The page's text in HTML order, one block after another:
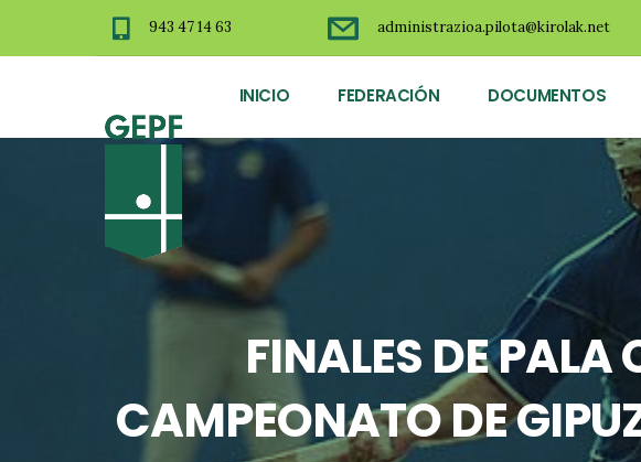
943 47 14 63 administrazioa.pilota@kirolak.net
INICIO FEDERACIÓN DOCUMENTOS
FINALES DE
CAMPEONATO DE